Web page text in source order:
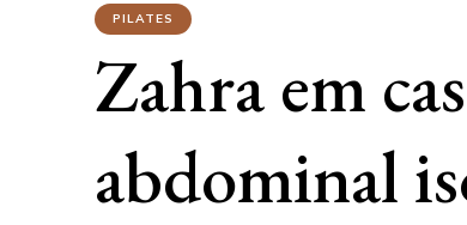
PILATES
Zahra em
abdominal